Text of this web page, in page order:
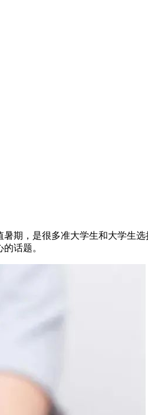
期，是很多准大学生和大学生
话题。